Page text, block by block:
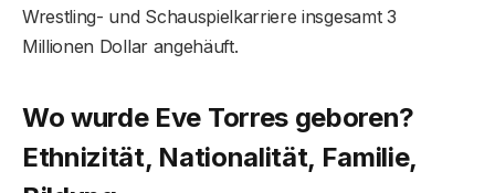
Wrestling- und Schauspielkarriere insgesamt 3
Millionen Dollar angehäuft.
Wo wurde Eve Torres geboren?
Ethnizität, Nationalität, Familie,